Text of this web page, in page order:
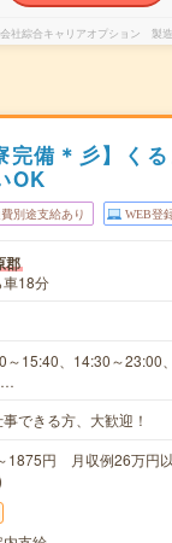
社綜合キャリアオプション 製造
完備＊彡】く
OK
別途支給あり WEB登
郡
車18分
～15:40、14:30～23:00
できる方、大歓迎！
1875円 月収例26万円